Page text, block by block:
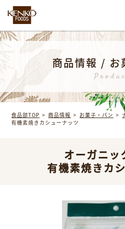
商品情報 / お
食品部TOP 商品情報 お菓子・パン
有機素焼きカシューナッツ
オーガニッ
有機素焼きカ